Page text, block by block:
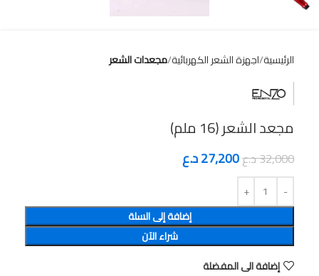
الرئيسية اجهزة الشعر الكهربائية مجعدات الشعر
32,000د.ع27,200د.ع
إضافة إلى السلة
شراء الآن
إضافة الى المفضلة